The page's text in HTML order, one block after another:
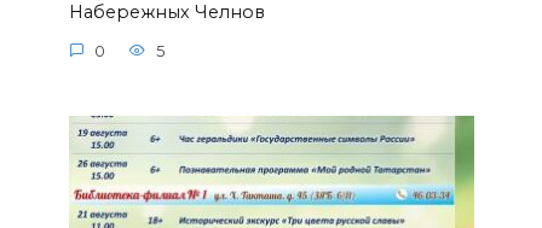
Набережных Челнов
0 5